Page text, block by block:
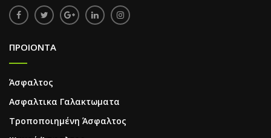
ΠΡΟΙΟΝΤΑ
Άσφαλτος
Ασφαλτικα Γαλακτωματα
Τροποποιημένη Άσφαλτος